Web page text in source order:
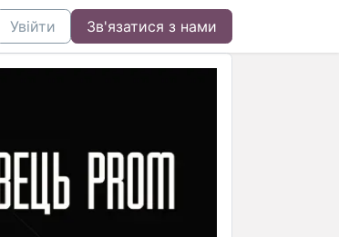
Увійти Зв'язатися з нами